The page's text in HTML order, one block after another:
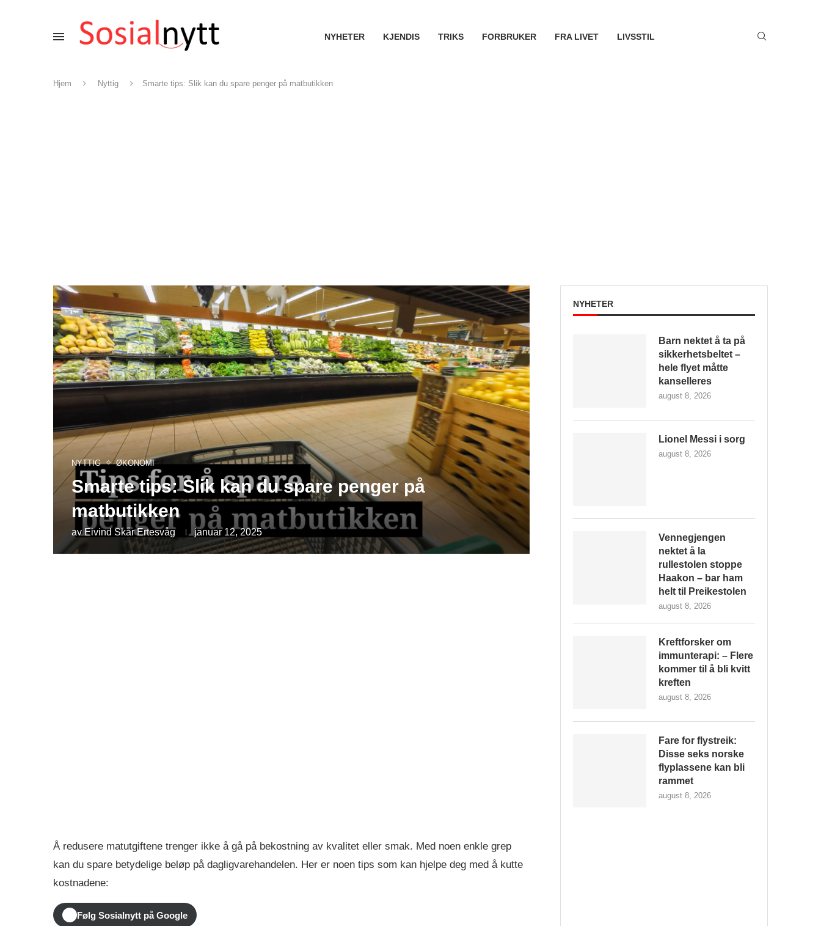
NYHETER KJENDIS TRIKS FORBRUKER FRA LIVET LIVSSTIL
Hjem Nyttig Smarte tips: Slik kan du spare penger på matbutikken
NYTTIG ØKONOMI
Smarte tips: Slik kan du spare penger på
matbutikken
av Eivind Skår Ertesvåg januar 12, 2025
Å redusere matutgiftene trenger ikke å gå på bekostning av kvalitet eller smak. Med noen enkle grep
kan du spare betydelige beløp på dagligvarehandelen. Her er noen tips som kan hjelpe deg med å kutte
kostnadene:
Følg Sosialnytt på Google
NYHETER
Barn nektet å ta på
sikkerhetsbeltet –
hele flyet måtte
kanselleres
august 8, 2026
Lionel Messi i sorg
august 8, 2026
Vennegjengen
nektet å la
rullestolen stoppe
Haakon – bar ham
helt til Preikestolen
august 8, 2026
Kreftforsker om
immunterapi: – Flere
kommer til å bli kvitt
kreften
august 8, 2026
Fare for flystreik:
Disse seks norske
flyplassene kan bli
rammet
august 8, 2026